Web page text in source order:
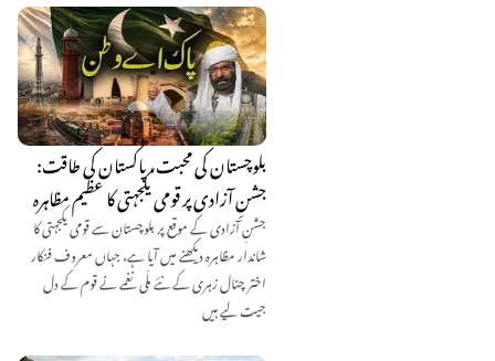
بلوچستان کی محبت، پاکستان کی طاقت:
جشنِ آزادی پر قومی یکجہتی کا عظیم مظاہرہ
جشنِ آزادی کے موقع پر بلوچستان سے قومی یکجہتی کا
شاندار مظاہرہ دیکھنے میں آیا ہے، جہاں معروف فنکار
اختر چنال زہری کے نئے ملّی نغمے نے قوم کے دل
جیت لیے ہیں